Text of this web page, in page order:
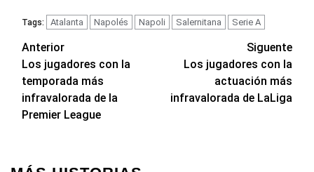
Tags: Atalanta Napolés Napoli Salernitana Serie A
Navegación
de
entradas
Anterior
Los jugadores con la
temporada más
infravalorada de la
Premier League
Siguente
Los jugadores con la
actuación más
infravalorada de LaLiga